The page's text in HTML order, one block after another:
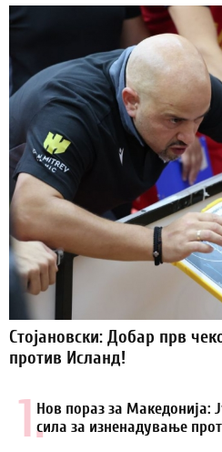
Стојановски: Добар прв
против Исланд!
1.Нов пораз за Македонија:
сила за изненадување